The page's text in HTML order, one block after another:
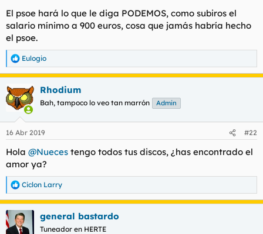
El psoe hará lo que le diga PODEMOS, como subiros el
salario mínimo a 900 euros, cosa que jamás habría hecho
el psoe.
R
e
a
c
c
i
e
:
Eulogio
Rhodium
Bah, tampoco lo veo tan marrón Admin
16 Abr 2019 #22
Hola @Nueces tengo todos tus discos, ¿has encontrado el
amor ya?
R
e
a
c
Ciclon Larry
general bastardo
Tuneador en HERTE